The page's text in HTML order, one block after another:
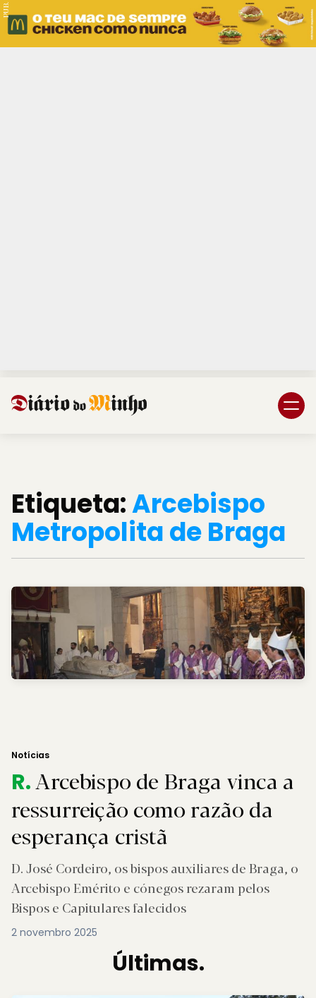
PUB.
Etiqueta:Arcebispo
Metropolita de Braga
Notícias
R.Arcebispo de Braga vinca a
ressurreição como razão da
esperança cristã
D. José Cordeiro, os bispos auxiliares de Braga, o
Arcebispo Emérito e cónegos rezaram pelos
Bispos e Capitulares falecidos
2 novembro 2025
Últimas.